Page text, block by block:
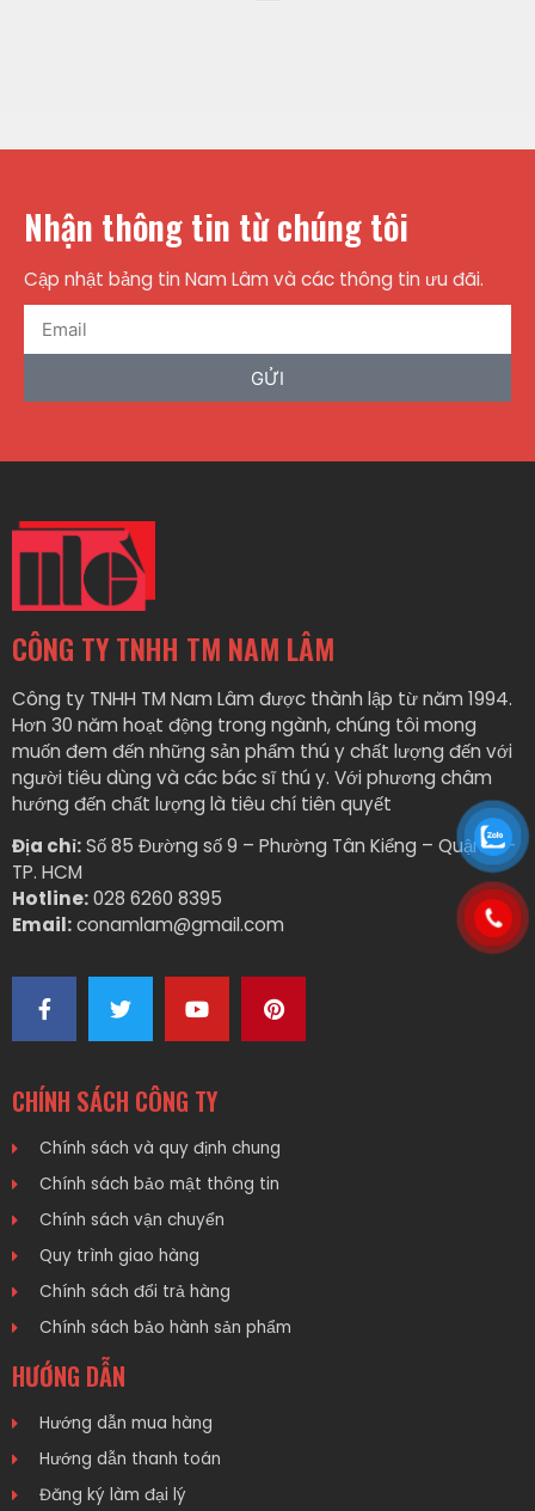
Nhận thông tin từ chúng tôi
Cập nhật bảng tin Nam Lâm và các thông tin ưu đãi.
GỬI
CÔNG TY TNHH TM NAM LÂM
Công ty TNHH TM Nam Lâm được thành lập từ năm 1994.
Hơn 30 năm hoạt động trong ngành, chúng tôi mong
muốn đem đến những sản phẩm thú y chất lượng đến với
người tiêu dùng và các bác sĩ thú y. Với phương châm
hướng đến chất lượng là tiêu chí tiên quyết
Địa chỉ:Số 85 Đường số 9 – Phường Tân Kiểng – Quận 7 –
TP. HCM
Hotline:028 6260 8395
Email:conamlam@gmail.com
CHÍNH SÁCH CÔNG TY
Chính sách và quy định chung
Chính sách bảo mật thông tin
Chính sách vận chuyển
Quy trình giao hàng
Chính sách đổi trả hàng
Chính sách bảo hành sản phẩm
HƯỚNG DẪN
Hướng dẫn mua hàng
Hướng dẫn thanh toán
Đăng ký làm đại lý